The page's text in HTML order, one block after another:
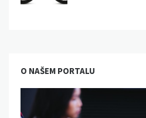
O NAŠEM PORTALU